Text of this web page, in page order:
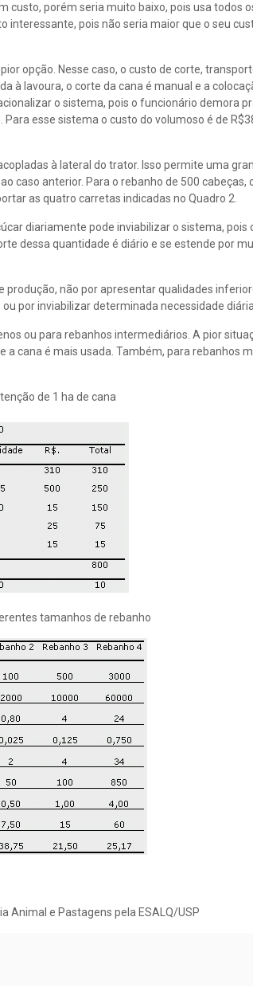
custo, porém seria muito baixo, pois usa todos
pois não seria maior que o seu
opção. Nesse caso, o custo de corte,
à lavoura, o corte da cana é manual e a
o sistema, pois o funcionário demora
esse sistema o custo do volumoso é de
à lateral do trator. Isso permite uma
caso anterior. Para o rebanho de 500 cabeças,
as quatro carretas indicadas no Quadro 2.
diariamente pode inviabilizar o sistema, pois
dessa quantidade é diário e se estende por
não por apresentar qualidades
por inviabilizar determinada necessidade
ou para rebanhos intermediários. A pior
cana é mais usada. Também, para rebanhos
de 1 ha de cana
tamanhos de rebanho
Animal e Pastagens pela ESALQ/USP